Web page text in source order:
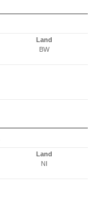
Land
BW
Land
NI